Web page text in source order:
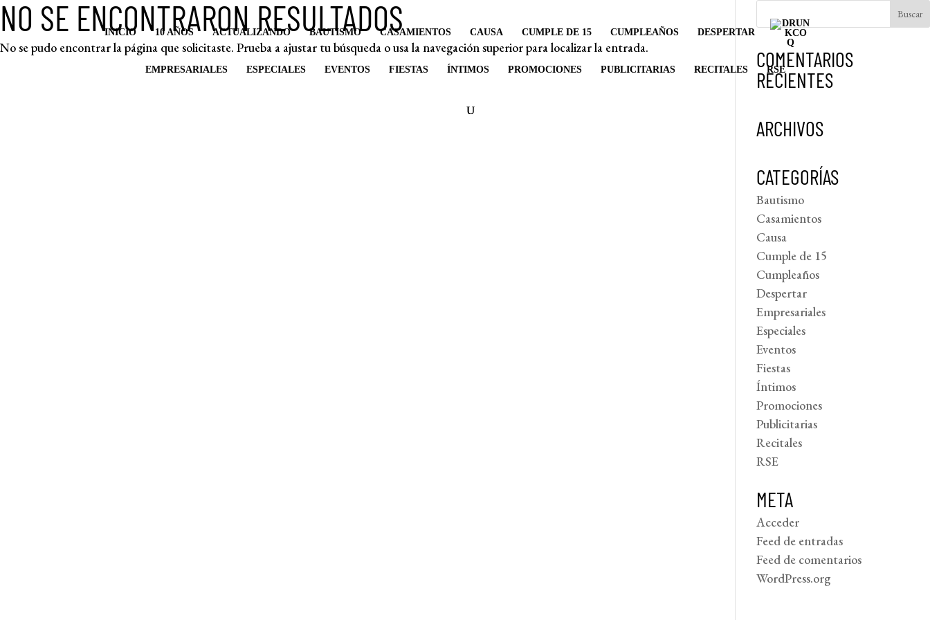
INICIO 10 AÑOS ACTUALIZANDO BAUTISMO CASAMIENTOS CAUSA CUMPLE DE 15 CUMPLEAÑOS DESPERTAR
EMPRESARIALES ESPECIALES EVENTOS FIESTAS ÍNTIMOS PROMOCIONES PUBLICITARIAS RECITALES RSE
NO SE ENCONTRARON RESULTADOS
No se pudo encontrar la página que solicitaste. Prueba a ajustar tu búsqueda o usa la navegación superior para localizar la entrada.
COMENTARIOS
RECIENTES
ARCHIVOS
CATEGORÍAS
Bautismo
Casamientos
Causa
Cumple de 15
Cumpleaños
Despertar
Empresariales
Especiales
Eventos
Fiestas
Íntimos
Promociones
Publicitarias
Recitales
RSE
META
Acceder
Feed de entradas
Feed de comentarios
WordPress.org